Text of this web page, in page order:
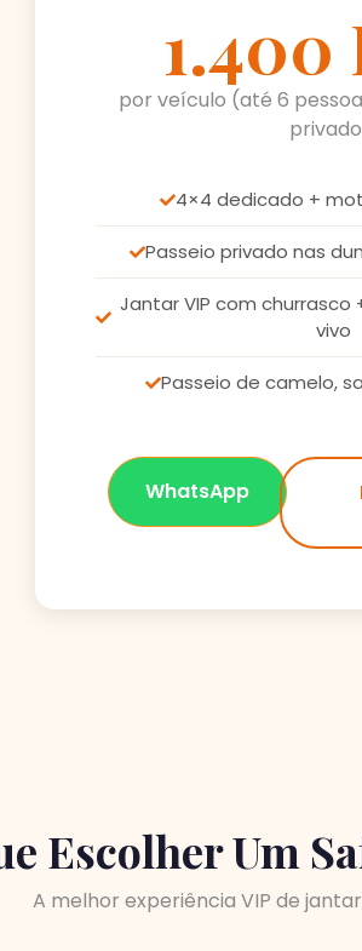
1.400
por veículo (até 6
privado
4×4 dedicado +
Passeio privado nas
Jantar VIP com
vivo
Passeio de camelo,
WhatsApp
Escolher Um
A melhor experiência VIP de